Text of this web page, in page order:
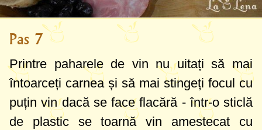
Pas 7
Printre paharele de vin nu uitați să mai
întoarceți carnea și să mai stingeți focul cu
puțin vin dacă se face flacără - într-o sticlă
de plastic se toarnă vin amestecat cu